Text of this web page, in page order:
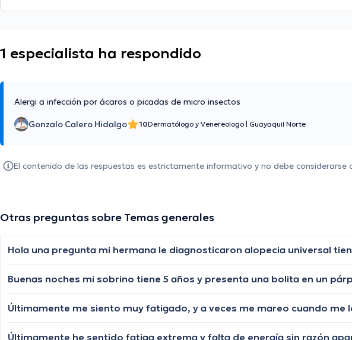
1 especialista ha respondido
Alergi a infección por ácaros o picadas de micro insectos
Gonzalo Calero Hidalgo 10Dermatólogo y Venereologo Guayaquil Norte
El contenido de las respuestas es estrictamente informativo y no debe
Otras preguntas sobre Temas generales
Últimamente me siento muy fatigado, y a veces me mareo cuando me